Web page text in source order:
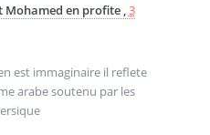
en profite , 3
est immaginaire il reflete
arabe soutenu par les